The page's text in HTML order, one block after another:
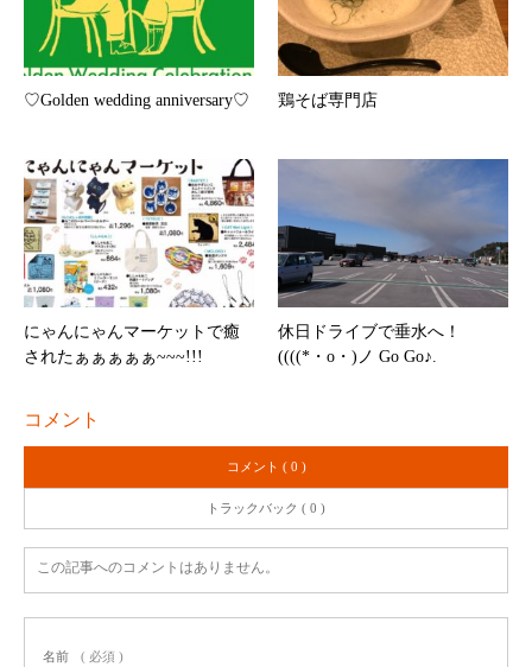
♡Golden wedding anniversary♡ 鶏そば専門店
にゃんにゃんマーケットで癒
されたぁぁぁぁぁ~~~!!!
休日ドライブで垂水へ！
((((*・o・)ノ Go Go♪.
コメント
コメント ( 0 )
トラックバック ( 0 )
この記事へのコメントはありません。
名前 ( 必須 )